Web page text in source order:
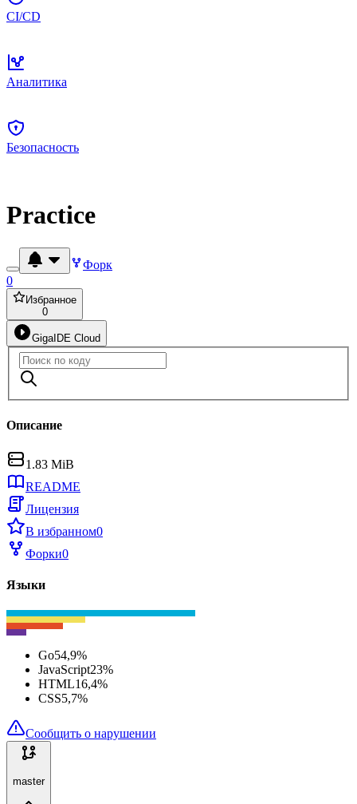
CI/CD
Аналитика
Безопасность
Practice
Форк
0
Избранное
0
GigaIDE Cloud
Описание
1.83 MiB
README
Лицензия
В избранном0
Форки0
Языки
Go54,9%
JavaScript23%
HTML16,4%
CSS5,7%
Сообщить о нарушении
master